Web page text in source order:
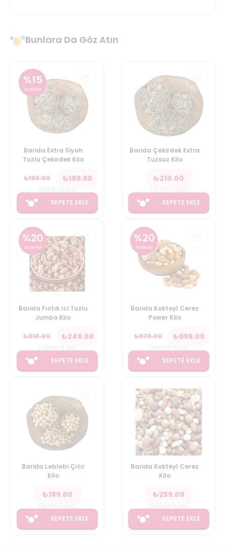
Bunlara Da Göz Atın
%15
İNDİRİM
Barida Extra Siyah
Tuzlu Çekirdek Kilo
₺199.00 ₺169.90
SEPETE EKLE
Barida Çekirdek Extra
Tuzsuz Kilo
₺210.00
SEPETE EKLE
%20
İNDİRİM
Barida Fıstık Ici Tuzlu
Jumbo Kilo
₺310.00 ₺249.00
SEPETE EKLE
%20
İNDİRİM
Barida Kokteyl Cerez
Power Kilo
₺879.00 ₺699.00
SEPETE EKLE
Barida Leblebi Çıtır
Kilo
₺189.00
SEPETE EKLE
Barida Kokteyl Cerez
Kilo
₺259.00
SEPETE EKLE